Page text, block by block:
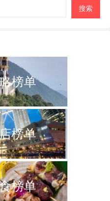
搜索
榜单
榜单
榜单